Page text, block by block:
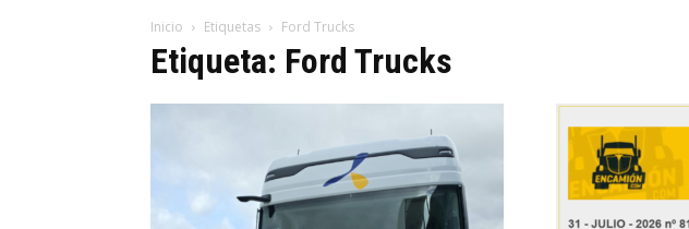
Inicio Etiquetas Ford Trucks
Etiqueta: Ford Trucks